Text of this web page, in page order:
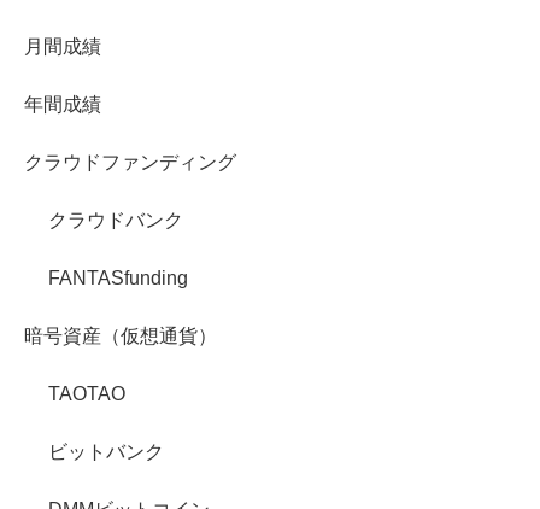
月間成績
年間成績
クラウドファンディング
クラウドバンク
FANTASfunding
暗号資産（仮想通貨）
TAOTAO
ビットバンク